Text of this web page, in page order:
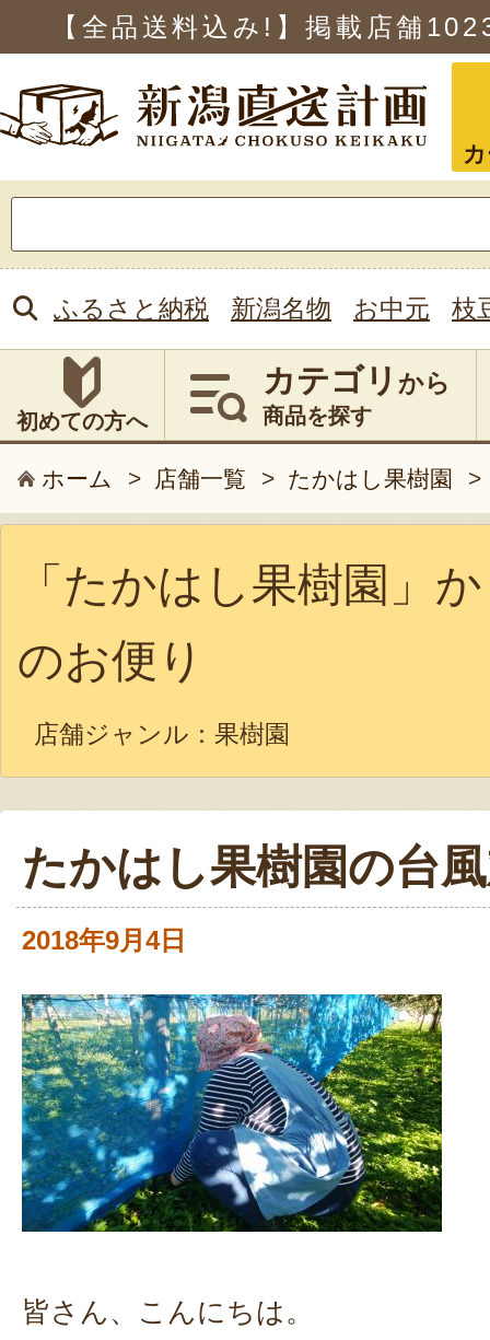
【全品送料込み!】掲載店舗
索:
ふるさと納税 新潟名物 お中元 枝
初めての方へ
カテゴリ から
商品を探す
ホーム > 店舗一覧 > たかはし果樹園 >
「たかはし果樹園」
のお便り
店舗ジャンル： 果樹園
たかはし果樹園の台
2018年9月4日
皆さん、こんにちは。